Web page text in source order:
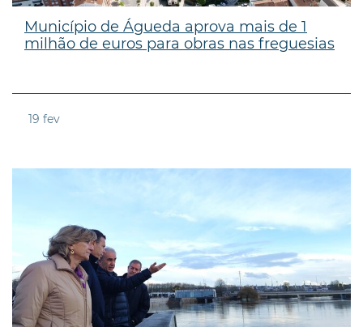
Município de Águeda aprova mais de 1
milhão de euros para obras nas freguesias
19 fev